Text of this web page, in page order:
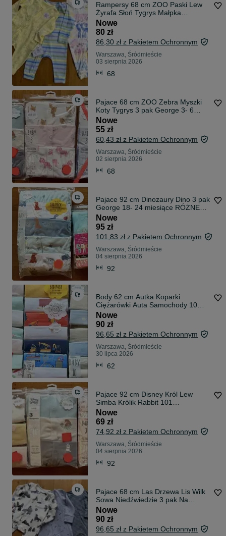
Rampersy 68 cm ZOO Paski Lew
Żyrafa Słoń Tygrys Małpka
Hipopotam 3 pak Na Suwak 3- 6
miesięcy George RÓŻNE wzory Od
56 cm do 164 cm Pajace Bez
Stópek
Nowe
80 zł
86,30 zł z Pakietem Ochronnym
Warszawa, Śródmieście
03 sierpnia 2026
68
Pajace 68 cm ZOO Zebra Myszki
Koty Tygrys 3 pak George 3- 6
miesięcy RÓŻNE wzory Od 56 cm
do 164 cm Pajacyki
Nowe
55 zł
60,43 zł z Pakietem Ochronnym
Warszawa, Śródmieście
02 sierpnia 2026
68
Pajace 92 cm Dinozaury Dino 3 pak
George 18- 24 miesiące RÓŻNE
wzory Od 56 cm do 164 cm
Pajacyki
Nowe
95 zł
101,83 zł z Pakietem Ochronnym
Warszawa, Śródmieście
04 sierpnia 2026
92
Body 62 cm Autka Koparki
Ciężarówki Auta Samochody 10
pak Krótki rękaw 0- 3 miesiąca
George RÓŻNE wzory Od 56 cm
do 164 cm
Nowe
90 zł
96,65 zł z Pakietem Ochronnym
Warszawa, Śródmieście
30 lipca 2026
62
Pajace 92 cm Disney Król Lew
Simba Królik Rabbit 101
Dalmatyńczyków Piesek Pies 3 pak
George 18- 24 miesiące RÓŻNE
wzory Od 56 cm do 164 cm
Pajacyki
Nowe
69 zł
74,92 zł z Pakietem Ochronnym
Warszawa, Śródmieście
04 sierpnia 2026
92
Pajace 68 cm Las Drzewa Lis Wilk
Sowa Niedźwiedzie 3 pak Na
Suwak 3- 6 miesięcy George
RÓŻNE wzory Od 56 cm do 164
cm Pajacyki
Nowe
90 zł
96,65 zł z Pakietem Ochronnym